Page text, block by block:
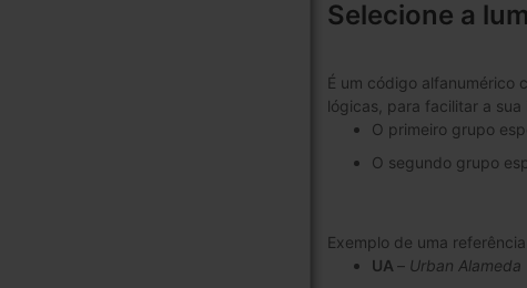
Selecione a
É um código alfanumérico
lógicas, para facilitar a
O primeiro grupo
O segundo grupo
Exemplo de uma
UA – Urban Alameda